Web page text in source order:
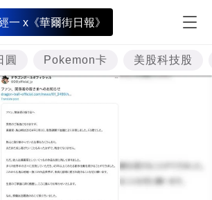
一 x《華爾街日報》
圓 Pokemon卡 美股科技股